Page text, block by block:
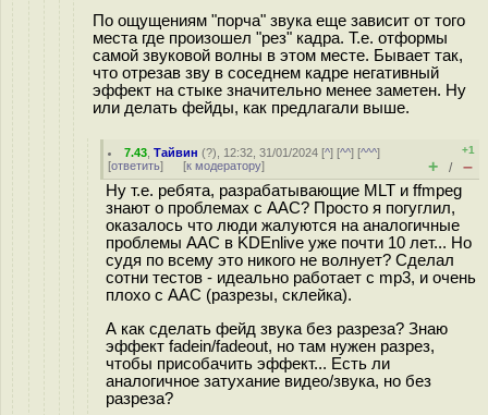
По ощущениям "порча" звука еще зависит от того
места где произошел "рез" кадра. Т.е. отформы
самой звуковой волны в этом месте. Бывает так,
что отрезав зву в соседнем кадре негативный
эффект на стыке значительно менее заметен. Ну
или делать фейды, как предлагали выше.
7.43 ,Тайвин (?), 12:32, 31/01/2024 [^] [^^] [^^^]
[ответить] [к модератору]
+1
+ / –
Ну т.е. ребята, разрабатывающие MLT и ffmpeg
знают о проблемах с ААС? Просто я погуглил,
оказалось что люди жалуются на аналогичные
проблемы AAC в KDEnlive уже почти 10 лет... Но
судя по всему это никого не волнует? Сделал
сотни тестов - идеально работает с mp3, и очень
плохо с AAC (разрезы, склейка).
А как сделать фейд звука без разреза? Знаю
эффект fadein/fadeout, но там нужен разрез,
чтобы присобачить эффект... Есть ли
аналогичное затухание видео/звука, но без
разреза?